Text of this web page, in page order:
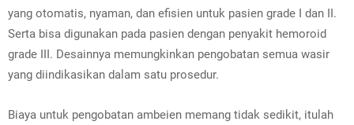
yang otomatis, nyaman, dan efisien untuk pasien grade I dan II.
Serta bisa digunakan pada pasien dengan penyakit hemoroid
grade III. Desainnya memungkinkan pengobatan semua wasir
yang diindikasikan dalam satu prosedur.
Biaya untuk pengobatan ambeien memang tidak sedikit, itulah